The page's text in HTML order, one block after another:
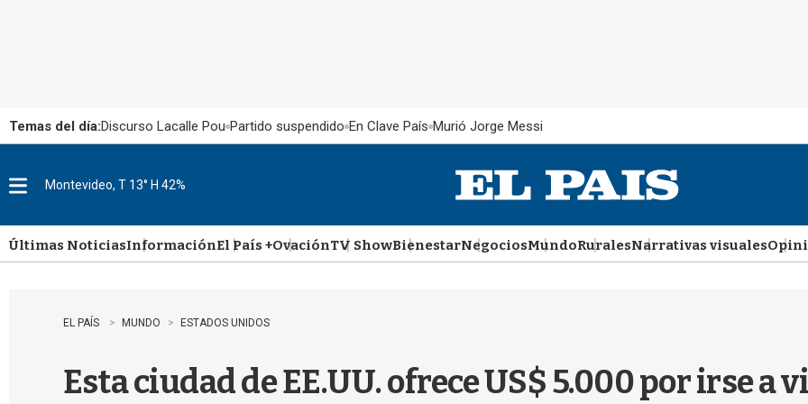
Temas del día:Discurso Lacalle Pou Partido suspendido En Clave País Murió Jorge Messi
u
Montevideo, T 13° H 42%
Últimas NoticiasInformaciónEl País +OvaciónTV ShowBienestarNegociosMundoRuralesNarrativas visuales
EL PAÍS MUNDO ESTADOS UNIDOS
Esta ciudad de EE.UU. ofrece US$ 5.000 por irse a